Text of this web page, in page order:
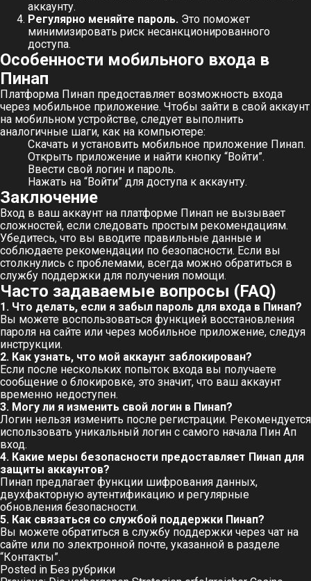
аккаунту.
Регулярно меняйте пароль. Это поможет
минимизировать риск несанкционированного
доступа.
Особенности мобильного входа в
Пинап
Платформа Пинап предоставляет возможность входа
через мобильное приложение. Чтобы зайти в свой аккаунт
на мобильном устройстве, следует выполнить
аналогичные шаги, как на компьютере:
Скачать и установить мобильное приложение Пинап.
Открыть приложение и найти кнопку “Войти”.
Ввести свой логин и пароль.
Нажать на “Войти” для доступа к аккаунту.
Заключение
Вход в ваш аккаунт на платформе Пинап не вызывает
сложностей, если следовать простым рекомендациям.
Убедитесь, что вы вводите правильные данные и
соблюдаете рекомендации по безопасности. Если вы
столкнулись с проблемами, всегда можно обратиться в
службу поддержки для получения помощи.
Часто задаваемые вопросы (FAQ)
1. Что делать, если я забыл пароль для входа в Пинап?
Вы можете воспользоваться функцией восстановления
пароля на сайте или через мобильное приложение, следуя
инструкции.
2. Как узнать, что мой аккаунт заблокирован?
Если после нескольких попыток входа вы получаете
сообщение о блокировке, это значит, что ваш аккаунт
временно недоступен.
3. Могу ли я изменить свой логин в Пинап?
Логин нельзя изменить после регистрации. Рекомендуется
использовать уникальный логин с самого начала Пин Ап
вход.
4. Какие меры безопасности предоставляет Пинап для
защиты аккаунтов?
Пинап предлагает функции шифрования данных,
двухфакторную аутентификацию и регулярные
обновления безопасности.
5. Как связаться со службой поддержки Пинап?
Вы можете обратиться в службу поддержки через чат на
сайте или по электронной почте, указанной в разделе
“Контакты”.
Posted in Без рубрики